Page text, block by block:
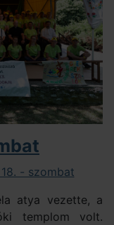
atya vezette, a
templom volt.